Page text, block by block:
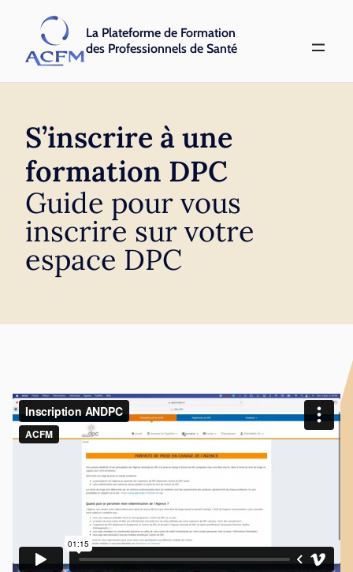
La Plateforme de Formation
des Professionnels de Santé
S’inscrire à une
formation DPC
Guide pour vous
inscrire sur votre
espace DPC